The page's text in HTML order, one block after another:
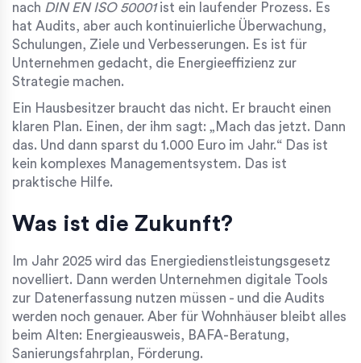
nach DIN EN ISO 50001ist ein laufender Prozess. Es
hat Audits, aber auch kontinuierliche Überwachung,
Schulungen, Ziele und Verbesserungen. Es ist für
Unternehmen gedacht, die Energieeffizienz zur
Strategie machen.
Ein Hausbesitzer braucht das nicht. Er braucht einen
klaren Plan. Einen, der ihm sagt: „Mach das jetzt. Dann
das. Und dann sparst du 1.000 Euro im Jahr.“ Das ist
kein komplexes Managementsystem. Das ist
praktische Hilfe.
Was ist die Zukunft?
Im Jahr 2025 wird das Energiedienstleistungsgesetz
novelliert. Dann werden Unternehmen digitale Tools
zur Datenerfassung nutzen müssen - und die Audits
werden noch genauer. Aber für Wohnhäuser bleibt alles
beim Alten: Energieausweis, BAFA-Beratung,
Sanierungsfahrplan, Förderung.